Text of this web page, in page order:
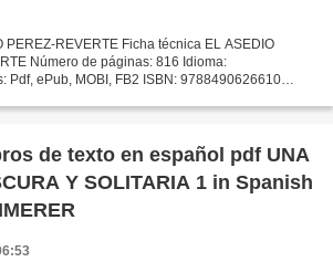
PEREZ-REVERTE Ficha técnica EL ASEDIO
Número de páginas: 816 Idioma:
Pdf, ePub, MOBI, FB2 ISBN: 9788490626610
de texto en español pdf UNA
Y SOLITARIA 1 in Spanish